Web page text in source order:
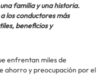
familia y una historia.
los conductores más
beneficios y
enfrentan miles de
ahorro y preocupación por el